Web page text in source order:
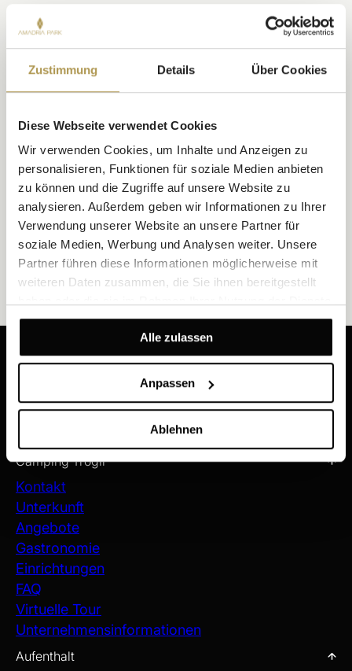
Zustimmung Details Über Cookies
Diese Webseite verwendet Cookies
Wir verwenden Cookies, um Inhalte und Anzeigen zu
personalisieren, Funktionen für soziale Medien anbieten
zu können und die Zugriffe auf unsere Website zu
analysieren. Außerdem geben wir Informationen zu Ihrer
Verwendung unserer Website an unsere Partner für
soziale Medien, Werbung und Analysen weiter. Unsere
Partner führen diese Informationen möglicherweise mit
weiteren Daten zusammen, die Sie ihnen bereitgestellt
gesammelt haben.
Alle zulassen
Anpassen
Ablehnen
Einrichtungen für Haustiere
Trinkwasser
Grillen
Bettwäsche und Handtücher
Buchungsdetails
Receive our latest offers and news updates
REGISTER NOW
Camping Trogir
Kontakt
Unterkunft
Angebote
Gastronomie
Einrichtungen
FAQ
Virtuelle Tour
Unternehmensinformationen
Aufenthalt